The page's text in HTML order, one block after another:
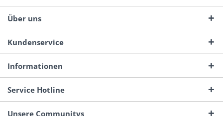
Über uns
Kundenservice
Informationen
Service Hotline
Unsere Communitys